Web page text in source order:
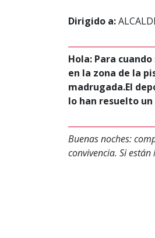
Dirigido a:
Hola: Para
en la zona de la
madrugada.El
lo han resuelto
Buenas noches:
convivencia. Si